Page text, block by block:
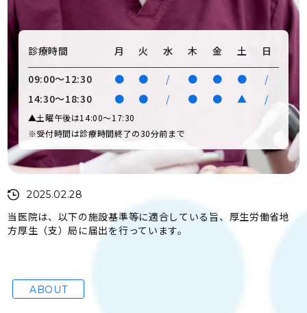
診療時間 月 火 水 木 金 土 日
09:00〜12:30 ● ● / ● ● ●
/
14:30〜18:30
● ● / ● ● ▲ /
▲土曜午後は14:00〜17:30
※受付時間は診療時間終了の30分前まで
2025.02.28
当医院は、以下の施設基準等に適合している旨、厚生労働省地
方厚生（支）局に届出を行っています。
ABOUT